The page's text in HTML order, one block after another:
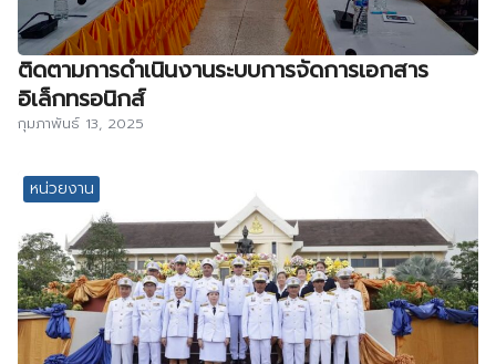
ติดตามการดำเนินงานระบบการจัดการเอกสาร
อิเล็กทรอนิกส์
กุมภาพันธ์ 13, 2025
หน่วยงาน